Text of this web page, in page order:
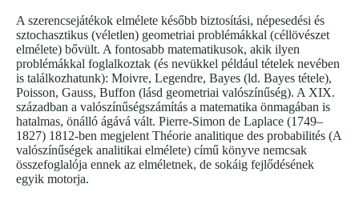
A szerencsejátékok elmélete később biztosítási, népesedési és
sztochasztikus (véletlen) geometriai problémákkal (céllövészet
elmélete) bővült. A fontosabb matematikusok, akik ilyen
problémákkal foglalkoztak (és nevükkel például tételek nevében
is találkozhatunk): Moivre, Legendre, Bayes (ld. Bayes tétele),
Poisson, Gauss, Buffon (lásd geometriai valószínűség). A XIX.
században a valószínűségszámítás a matematika önmagában is
hatalmas, önálló ágává vált. Pierre-Simon de Laplace (1749–
1827) 1812-ben megjelent Théorie analitique des probabilités (A
valószínűségek analitikai elmélete) című könyve nemcsak
összefoglalója ennek az elméletnek, de sokáig fejlődésének
egyik motorja.